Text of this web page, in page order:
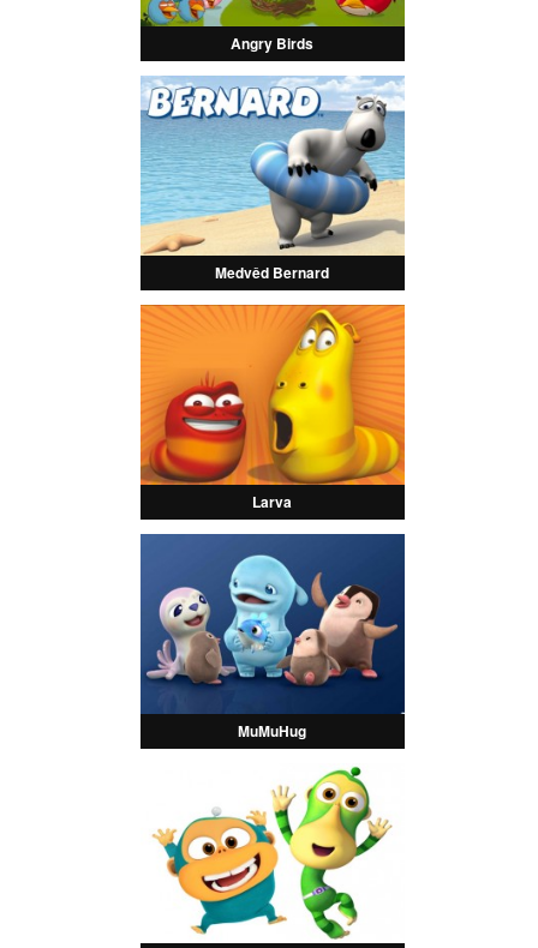
Angry Birds
Medvěd Bernard
Larva
MuMuHug